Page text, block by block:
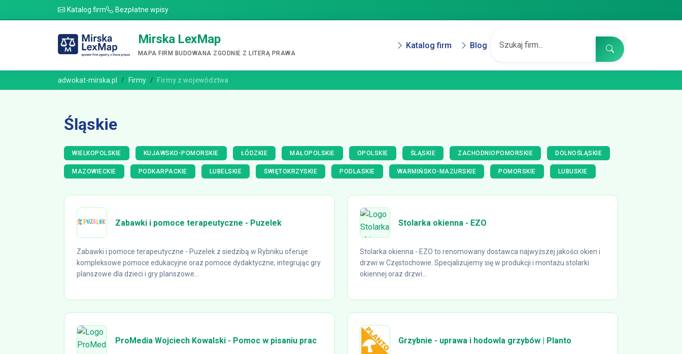
Katalog firm Bezpłatne wpisy
Mirska LexMap
MAPA FIRM BUDOWANA ZGODNIE Z LITERĄ PRAWA
Katalog firm Blog
adwokat-mirska.pl Firmy Firmy z województwa
Śląskie
WIELKOPOLSKIE KUJAWSKO-POMORSKIE ŁÓDZKIE MAŁOPOLSKIE OPOLSKIE ŚLĄSKIE ZACHODNIOPOMORSKIE DOLNOŚLĄSKIE
MAZOWIECKIE PODKARPACKIE LUBELSKIE ŚWIĘTOKRZYSKIE PODLASKIE WARMIŃSKO-MAZURSKIE POMORSKIE LUBUSKIE
Zabawki i pomoce terapeutyczne - Puzelek
Zabawki i pomoce terapeutyczne - Puzelek z siedzibą w Rybniku oferuje
kompleksowe pomoce edukacyjne oraz pomoce dydaktyczne, integrując gry
planszowe dla dzieci i gry planszowe...
Stolarka okienna - EZO
Stolarka okienna - EZO to renomowany dostawca najwyższej jakości okien i
drzwi w Częstochowie. Specjalizujemy się w produkcji i montażu stolarki
okiennej oraz drzwi...
ProMedia Wojciech Kowalski - Pomoc w pisaniu prac Grzybnie - uprawa i hodowla grzybów | Planto